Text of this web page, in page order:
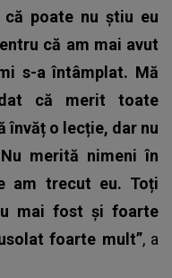
poate nu știu eu
că am mai avut
s-a întâmplat. Mă
că merit toate
învăț o lecție, dar nu
merită nimeni în
am trecut eu. Toți
mai fost și foarte
foarte mult”, a